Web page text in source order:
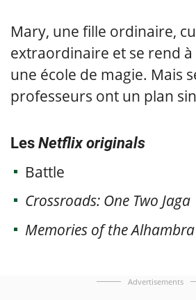
Mary, une fille ordinaire,
extraordinaire et se rend à
une école de magie. Mais
professeurs ont un plan
Les Netflix originals
Battle
Crossroads: One Two Jaga
Memories of the Alhambra
Advertisements